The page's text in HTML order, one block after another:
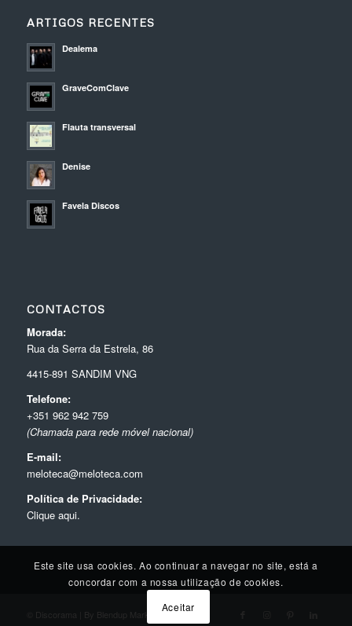
ARTIGOS RECENTES
Dealema
GraveComClave
Flauta transversal
Denise
Favela Discos
CONTACTOS
Morada:
Rua da Serra da Estrela, 86
4415-891 SANDIM VNG
Telefone:
+351 962 942 759
(Chamada para rede móvel nacional)
E-mail:
meloteca@meloteca.com
Política de Privacidade:
Clique aqui.
© Discorama | By Blendup Marketing Digital
Este site usa cookies. Ao continuar a navegar no site, está a
concordar com a nossa utilização de cookies.
Aceitar